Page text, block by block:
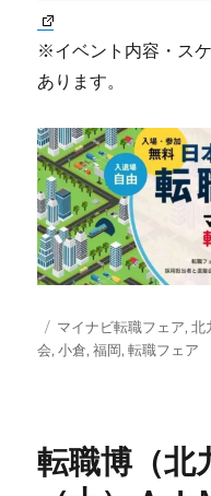
※イベント内容・ス
あります。
投
稿
タ
グ
マイナビ転職フェア,北
会,小倉,福岡,転職フェア
転職博（北